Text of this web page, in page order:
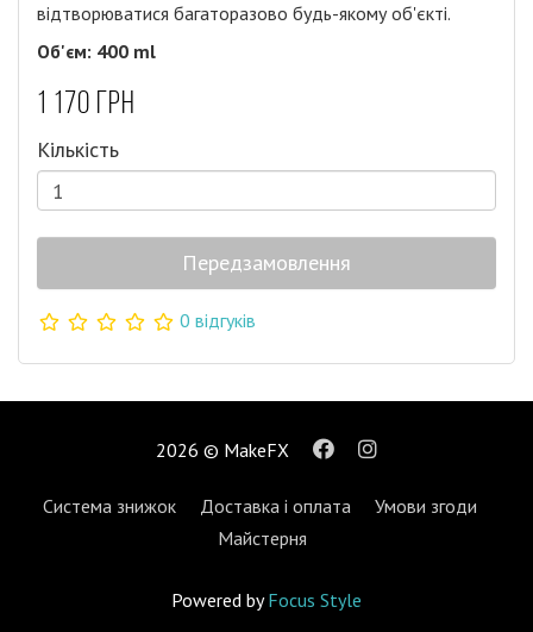
відтворюватися багаторазово будь-якому об'єкті.
Об'єм: 400 ml
1 170 грн
Кількість
Передзамовлення
0 відгуків
2026 © MakeFX
Система знижок Доставка і оплата
Умови згоди
Майстерня
Powered byFocus Style